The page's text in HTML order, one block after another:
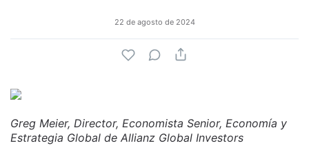
22 de agosto de 2024
Greg Meier, Director, Economista Senior, Economía y
Estrategia Global de Allianz Global Investors